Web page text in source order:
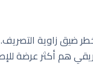
ضيق زاوية التصريف.
هم أكثر عرضة